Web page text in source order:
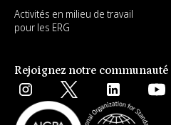
Activités en milieu de travail
pour les ERG
Rejoignez notre communauté